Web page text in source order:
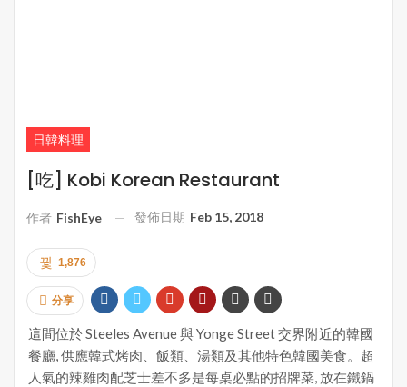
日韓料理
[吃] Kobi Korean Restaurant
作者 FishEye 發佈日期 Feb 15, 2018
1,876
分享
這間位於 Steeles Avenue 與 Yonge Street 交界附近的韓國
餐廳, 供應韓式烤肉、飯類、湯類及其他特色韓國美食。超
人氣的辣雞肉配芝士差不多是每桌必點的招牌菜, 放在鐵鍋